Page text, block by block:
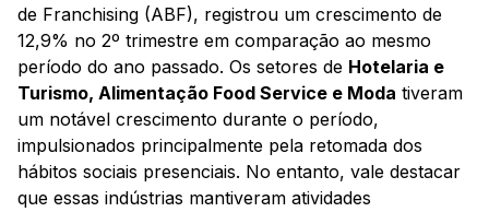
de Franchising (ABF), registrou um crescimento de
12,9% no 2º trimestre em comparação ao mesmo
período do ano passado. Os setores de Hotelaria e
Turismo, Alimentação Food Service e Moda tiveram
um notável crescimento durante o período,
impulsionados principalmente pela retomada dos
hábitos sociais presenciais. No entanto, vale destacar
que essas indústrias mantiveram atividades